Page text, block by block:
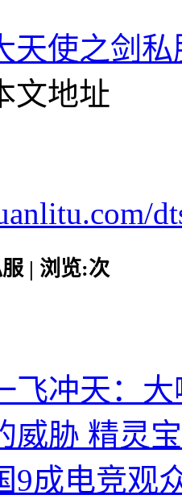
天使之剑私
文地址
| 浏览:次
飞冲天：
威胁 精灵
9成电竞观